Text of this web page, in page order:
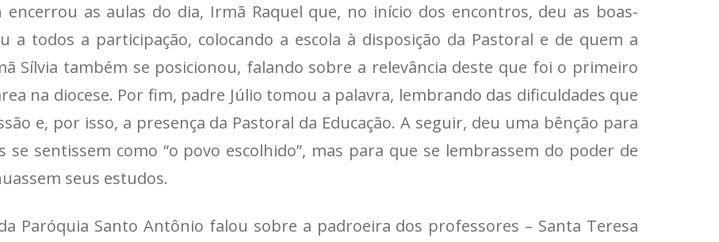
as aulas do dia, Irmã Raquel que, no início dos encontros, deu as boas-
a todos a participação, colocando a escola à disposição da Pastoral e de quem a
Sílvia também se posicionou, falando sobre a relevância deste que foi o primeiro
na diocese. Por fim, padre Júlio tomou a palavra, lembrando das dificuldades que
e, por isso, a presença da Pastoral da Educação. A seguir, deu uma bênção para
sentissem como “o povo escolhido”, mas para que se lembrassem do poder de
seus estudos.
Paróquia Santo Antônio falou sobre a padroeira dos professores – Santa Teresa